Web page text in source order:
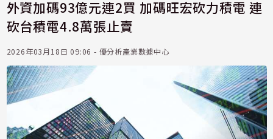
外資加碼93億元連2買 加碼旺宏砍力積電 連
砍台積電4.8萬張止賣
2026年03月18日 09:06 - 優分析產業數據中心